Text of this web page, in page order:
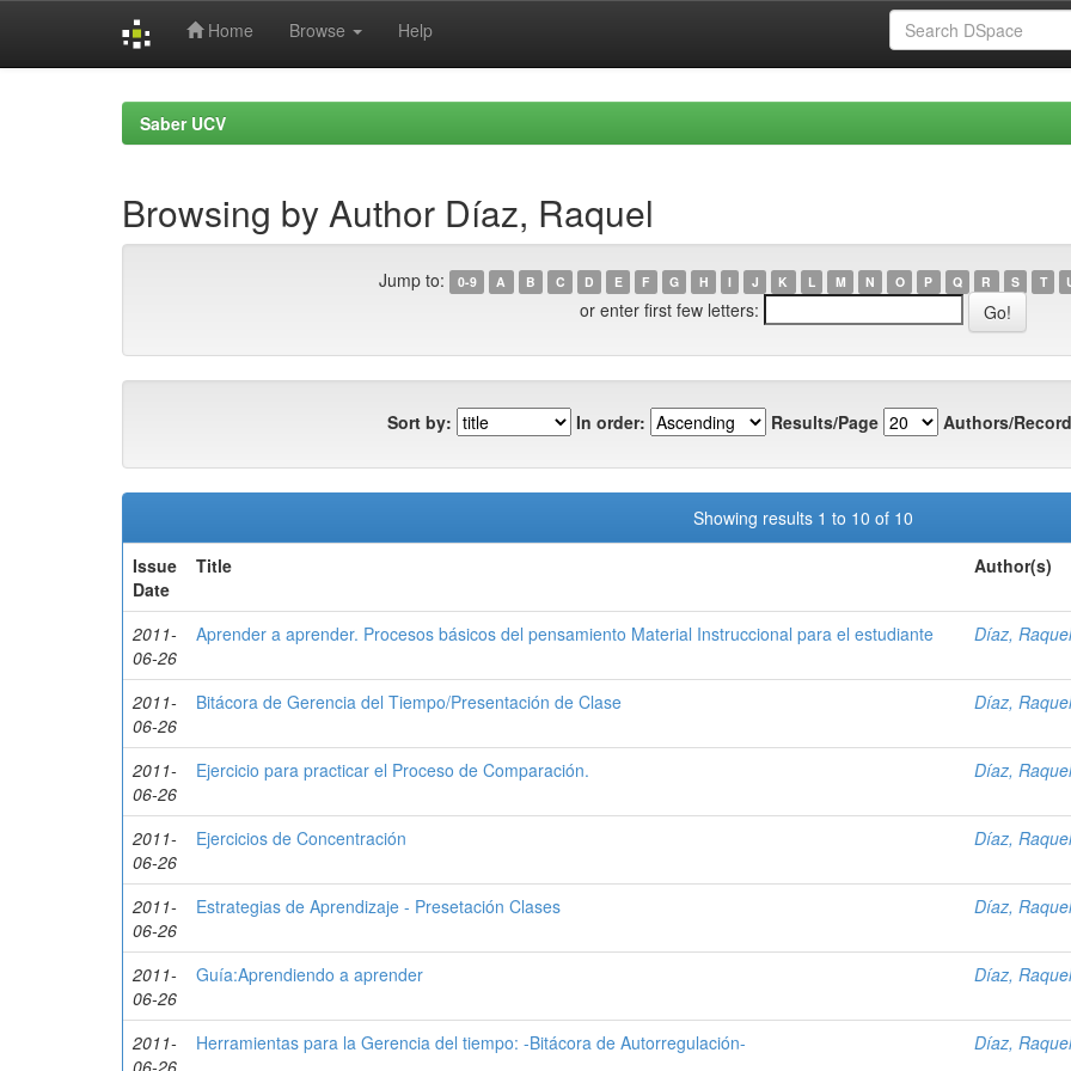
Home Browse Help
Saber UCV
Browsing by Author Díaz, Raquel
Jump to: 0-9 A B C D E F G H I J K L M N O P Q R S T
or enter first few letters:
Sort by: In order: Results/Page Authors/
Showing results 1 to 10 of 10
Issue
Date
Title Author(s)
2011-
06-26
Aprender a aprender. Procesos básicos del pensamiento Material Instruccional para el estudiante Díaz, Raquel
2011-
06-26
Bitácora de Gerencia del Tiempo/Presentación de Clase Díaz, Raquel
2011-
06-26
Ejercicio para practicar el Proceso de Comparación. Díaz, Raquel
2011-
06-26
Ejercicios de Concentración Díaz, Raquel
2011-
06-26
Estrategias de Aprendizaje - Presetación Clases Díaz, Raquel
2011-
06-26
Guía:Aprendiendo a aprender Díaz, Raquel
2011-
06-26
Herramientas para la Gerencia del tiempo: -Bitácora de Autorregulación- Díaz, Raquel